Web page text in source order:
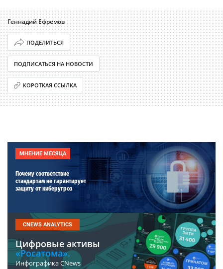
Геннадий Ефремов
ПОДЕЛИТЬСЯ
ПОДПИСАТЬСЯ НА НОВОСТИ
КОРОТКАЯ ССЫЛКА
МНЕНИЕ МЕСЯЦА
Почему соответствие
стандартам не гарантирует
защиту от киберугроз
CNEWS ANALYTICS
Цифровые активы
«Росатома».
Инфографика CNews